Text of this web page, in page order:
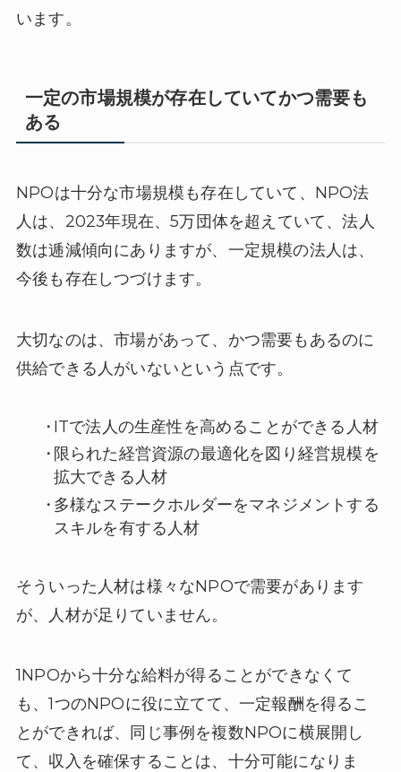
います。
一定の市場規模が存在していてかつ需要も
ある
NPOは十分な市場規模も存在していて、NPO法
人は、2023年現在、5万団体を超えていて、法人
数は逓減傾向にありますが、一定規模の法人は、
今後も存在しつづけます。
大切なのは、市場があって、かつ需要もあるのに
供給できる人がいないという点です。
ITで法人の生産性を高めることができる人材
限られた経営資源の最適化を図り経営規模を
拡大できる人材
多様なステークホルダーをマネジメントする
スキルを有する人材
そういった人材は様々なNPOで需要があります
が、人材が足りていません。
1NPOから十分な給料が得ることができなくて
も、1つのNPOに役に立てて、一定報酬を得るこ
とができれば、同じ事例を複数NPOに横展開し
て、収入を確保することは、十分可能になりま